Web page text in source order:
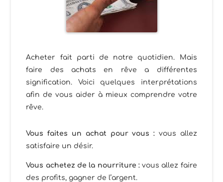
Acheter fait parti de notre quotidien. Mais
faire des achats en rêve a différentes
signification. Voici quelques interprétations
afin de vous aider à mieux comprendre votre
rêve.
Vous faites un achat pour vous : vous allez
satisfaire un désir.
Vous achetez de la nourriture :vous allez faire
des profits, gagner de l’argent.